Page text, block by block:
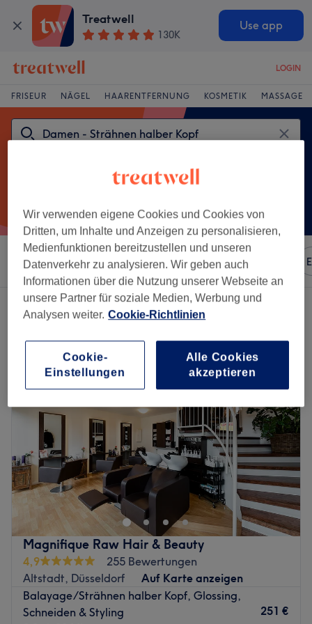
Treatwell
130K
Use app
LOGIN
FRISEUR NÄGEL HAARENTFERNUNG KOSMETIK MASSAGE
Sortieren nach Beliebiger Preis Marken
Ein Salon, der anbietet:
damen - strähnen halber kopf in der Nähe von Heinrich-Heine-Allee,
Magnifique Raw Hair & Beauty
4,9
255 Bewertungen
Altstadt, Düsseldorf
Auf Karte anzeigen
Balayage/Strähnen halber Kopf, Glossing,
Schneiden & Styling
251 €
Wir verwenden eigene Cookies und Cookies von
Dritten, um Inhalte und Anzeigen zu personalisieren,
Medienfunktionen bereitzustellen und unseren
Datenverkehr zu analysieren. Wir geben auch
Informationen über die Nutzung unserer Webseite an
unsere Partner für soziale Medien, Werbung und
Analysen weiter. Cookie-Richtlinien
Cookie-
Einstellungen
Alle Cookies
akzeptieren